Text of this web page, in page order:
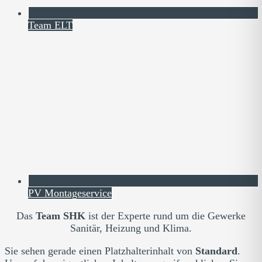
Team ELT
PV Montageservice
Das Team SHK ist der Experte rund um die Gewerke
Sanitär, Heizung und Klima.
Sie sehen gerade einen Platzhalterinhalt von Standard.